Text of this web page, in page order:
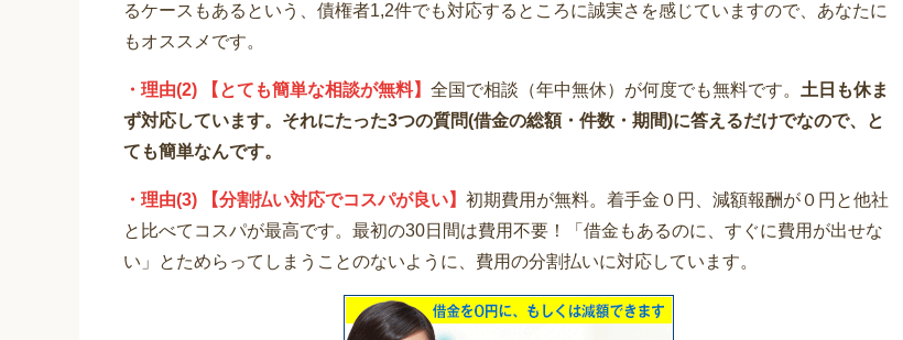
るケースもあるという、債権者1,2件でも対応するところに誠実さを感じていますので、あなたに
もオススメです。
・理由(2) 【とても簡単な相談が無料】 全国で相談（年中無休）が何度でも無料です。 土日も休ま
ず対応しています。それにたった3つの質問(借金の総額・件数・期間)に答えるだけでなので、と
ても簡単なんです。
・理由(3) 【分割払い対応でコスパが良い】 初期費用が無料。着手金０円、減額報酬が０円と他社
と比べてコスパが最高です。最初の30日間は費用不要！「借金もあるのに、すぐに費用が出せな
い」とためらってしまうことのないように、費用の分割払いに対応しています。